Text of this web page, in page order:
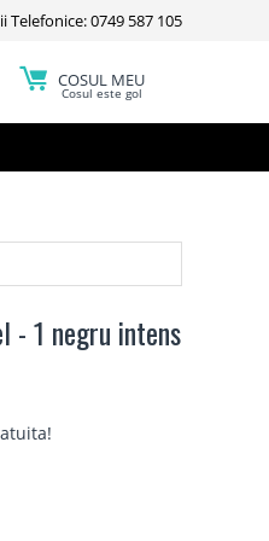
Telefonice: 0749 587 105
COSUL MEU
Cosul este gol
- 1 negru intens
!